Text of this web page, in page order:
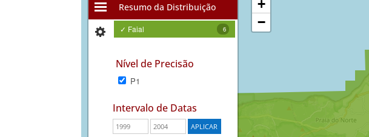
Resumo da Distribuição
✓ Faial 6
Nível de Precisão
P1
Intervalo de Datas
+
−